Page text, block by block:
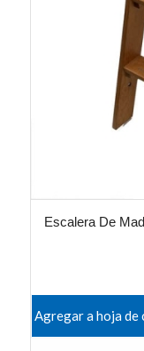
Escalera De
Agregar a hoja de